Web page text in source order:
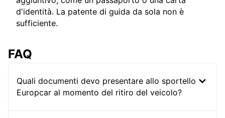
d'identità. La patente di guida da sola non è
sufficiente.
FAQ
Quali documenti devo presentare allo sportello
Europcar al momento del ritiro del veicolo?